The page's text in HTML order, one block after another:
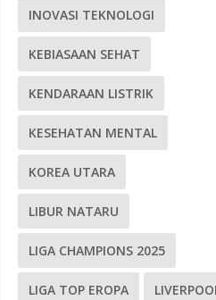
INOVASI TEKNOLOGI
KEBIASAAN SEHAT
KENDARAAN LISTRIK
KESEHATAN MENTAL
KOREA UTARA
LIBUR NATARU
LIGA CHAMPIONS 2025
LIGA TOP EROPA